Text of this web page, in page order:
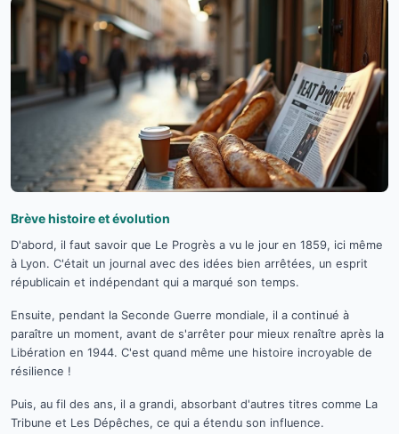
Brève histoire et évolution
D'abord, il faut savoir que Le Progrès a vu le jour en 1859, ici même
à Lyon. C'était un journal avec des idées bien arrêtées, un esprit
républicain et indépendant qui a marqué son temps.
Ensuite, pendant la Seconde Guerre mondiale, il a continué à
paraître un moment, avant de s'arrêter pour mieux renaître après la
Libération en 1944. C'est quand même une histoire incroyable de
résilience !
Puis, au fil des ans, il a grandi, absorbant d'autres titres comme La
Tribune et Les Dépêches, ce qui a étendu son influence.